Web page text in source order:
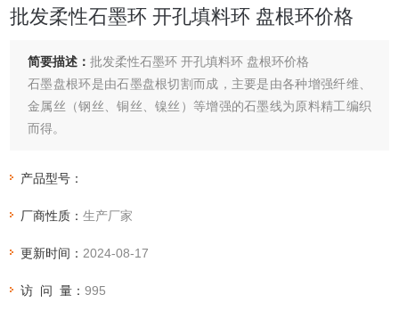
批发柔性石墨环 开孔填料环 盘根环价格
简要描述：批发柔性石墨环 开孔填料环 盘根环价格
石墨盘根环是由石墨盘根切割而成，主要是由各种增强纤维、
金属丝（钢丝、铜丝、镍丝）等增强的石墨线为原料精工编织
而得。
产品型号：
厂商性质：生产厂家
更新时间： 2024-08-17
访 问 量：995